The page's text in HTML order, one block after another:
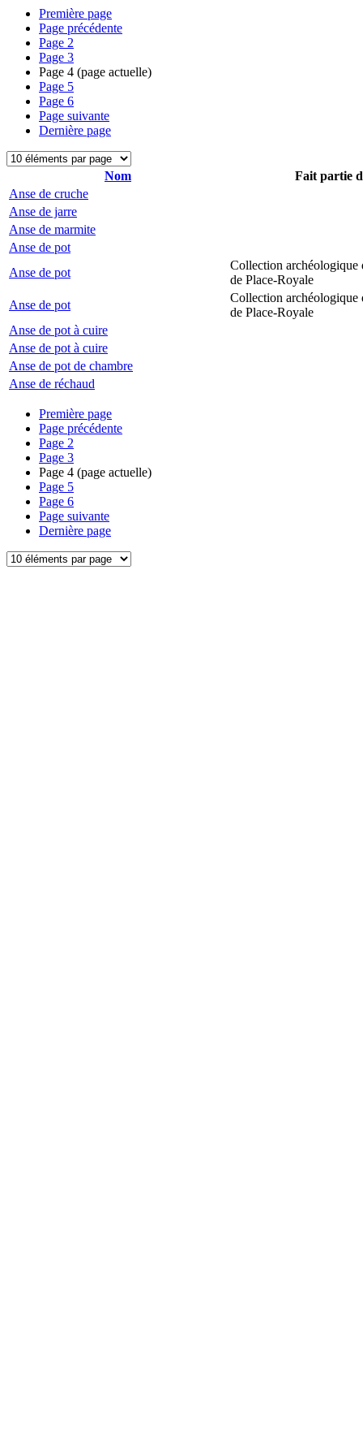
Première page
Page précédente
Page 2
Page 3
Page 4 (page actuelle)
Page 5
Page 6
Page suivante
Dernière page
Nom
Fait partie
Anse de cruche
Anse de jarre
Anse de marmite
Anse de pot
Anse de pot
Collection archéologique
de Place-Royale
Anse de pot
Collection archéologique
de Place-Royale
Anse de pot à cuire
Anse de pot à cuire
Anse de pot de chambre
Anse de réchaud
Première page
Page précédente
Page 2
Page 3
Page 4 (page actuelle)
Page 5
Page 6
Page suivante
Dernière page